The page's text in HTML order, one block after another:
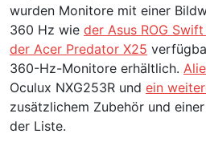
wurden Monitore mit einer
360 Hz wie der Asus ROG
der Acer Predator X25
360-Hz-Monitore erhältlich.
Oculux NXG253R und ein
zusätzlichem Zubehör und
der Liste.